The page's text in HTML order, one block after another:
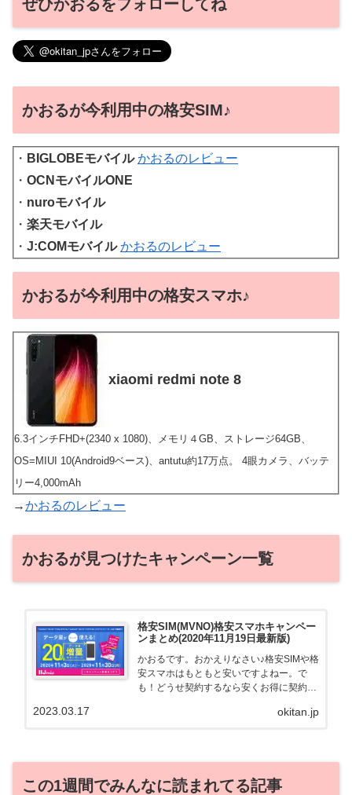
ぜひかおるをフォローしてね
かおるが今利用中の格安SIM♪
・ BIGLOBEモバイル かおるのレビュー
・ OCNモバイルONE
・ nuroモバイル
・ 楽天モバイル
・ J:COMモバイル かおるのレビュー
かおるが今利用中の格安スマホ♪
xiaomi redmi note 8
6.3インチFHD+(2340 x 1080)、メモリ４GB、ストレージ64GB、
OS=MIUI 10(Android9ベース)、antutu約17万点。 4眼カメラ、バッテ
リー4,000mAh
→かおるのレビュー
かおるが見つけたキャンペーン一覧
格安SIM(MVNO)格安スマホキャンペー
ンまとめ(2020年11月19日最新版)
かおるです。おかえりなさい♪格安SIMや格
安スマホはもともと安いですよねー。で
も！どうせ契約するなら安くお得に契約し
る自身も、そういう案件を常に狙ってます
okitan.jp
2023.03.17
この1週間でみんなに読まれてる記事